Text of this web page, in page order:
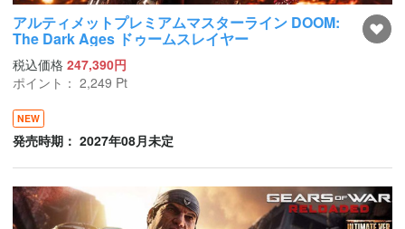
アルティメットプレミアムマスターライン DOOM:
The Dark Ages ドゥームスレイヤー
税込価格 247,390円
ポイント： 2,249 Pt
NEW
発売時期： 2027年08月未定